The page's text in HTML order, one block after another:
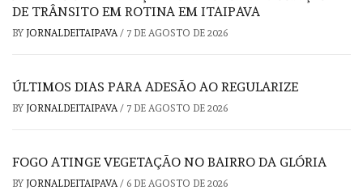
DE TRÂNSITO EM ROTINA EM ITAIPAVA
BY JORNALDEITAIPAVA/ 7 DE AGOSTO DE 2026
ÚLTIMOS DIAS PARA ADESÃO AO REGULARIZE
BY JORNALDEITAIPAVA/ 7 DE AGOSTO DE 2026
FOGO ATINGE VEGETAÇÃO NO BAIRRO DA GLÓRIA
BY JORNALDEITAIPAVA/ 6 DE AGOSTO DE 2026